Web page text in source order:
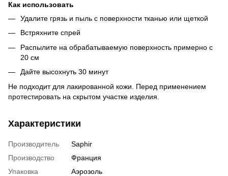
Как использовать
Удалите грязь и пыль с поверхности тканью или щеткой
Встряхните спрей
Распылите на обрабатываемую поверхность примерно с
20 см
Дайте высохнуть 30 минут
Не подходит для лакированной кожи. Перед применением
протестировать на скрытом участке изделия.
Характеристики
Производитель
Saphir
Производство
Франция
Упаковка
Аэрозоль